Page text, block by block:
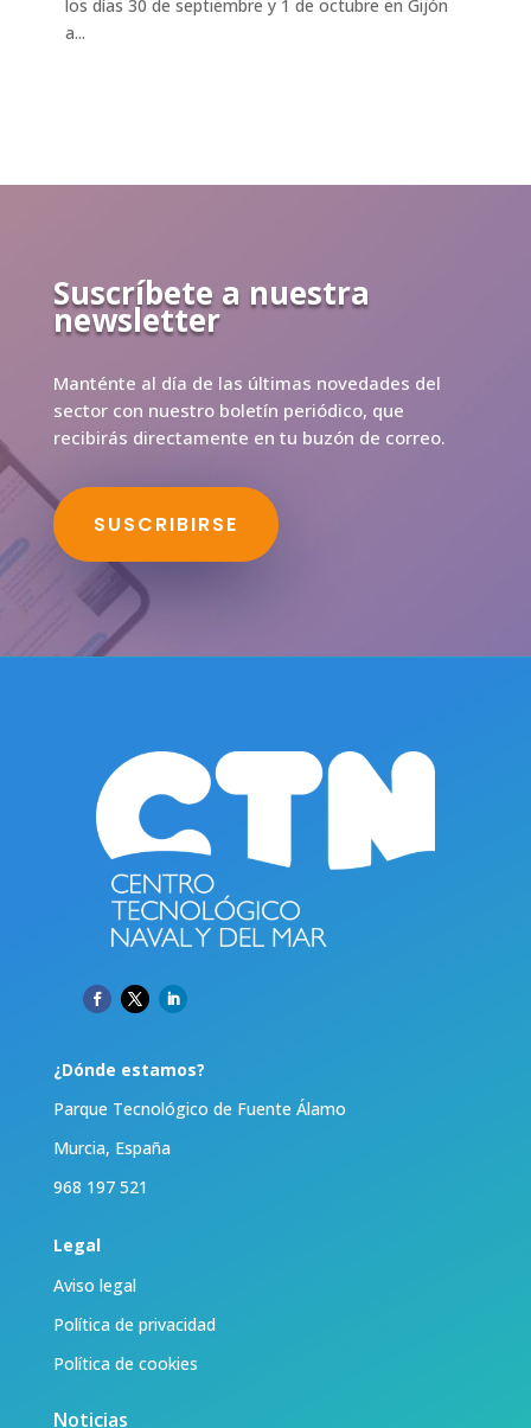
los días 30 de septiembre y 1 de octubre en Gijón
a...
Suscríbete a nuestra
newsletter
Manténte al día de las últimas novedades del
sector con nuestro boletín periódico, que
recibirás directamente en tu buzón de correo.
SUSCRIBIRSE
¿Dónde estamos?
Parque Tecnológico de Fuente Álamo
Murcia, España
968 197 521
Legal
Aviso legal
Política de privacidad
Política de cookies
Noticias